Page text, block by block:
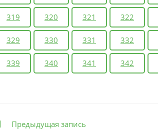
319 320 321 322
329 330 331 332
339 340 341 342
Предыдущая запись